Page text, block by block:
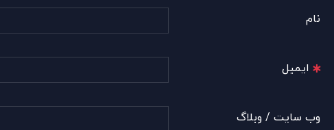
نام
ایمیل
وب سایت / وبلاگ